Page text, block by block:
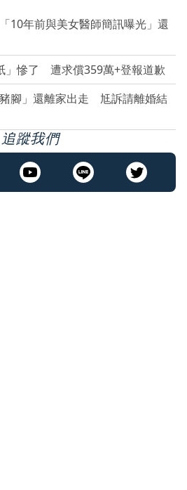
10年前與美女醫師簡訊曝光」還
」慘了 遭求償359萬+登報道歉
腳」還離家出走 尪訴請離婚結
追蹤我們